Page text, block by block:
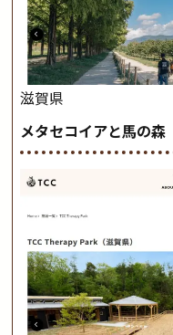
滋賀県
メタセコイアと馬の森